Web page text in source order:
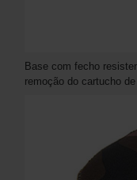
Base com fecho
remoção do cartucho de